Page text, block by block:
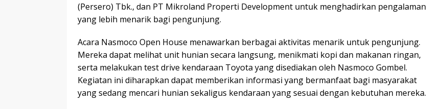
(Persero) Tbk., dan PT Mikroland Properti Development untuk menghadirkan pengalaman
yang lebih menarik bagi pengunjung.
Acara Nasmoco Open House menawarkan berbagai aktivitas menarik untuk pengunjung.
Mereka dapat melihat unit hunian secara langsung, menikmati kopi dan makanan ringan,
serta melakukan test drive kendaraan Toyota yang disediakan oleh Nasmoco Gombel.
Kegiatan ini diharapkan dapat memberikan informasi yang bermanfaat bagi masyarakat
yang sedang mencari hunian sekaligus kendaraan yang sesuai dengan kebutuhan mereka.